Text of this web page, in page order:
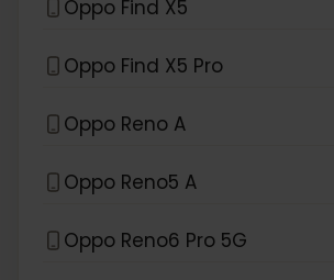
Oppo Find X5
Oppo Find X5 Pro
Oppo Reno A
Oppo Reno5 A
Oppo Reno6 Pro 5G